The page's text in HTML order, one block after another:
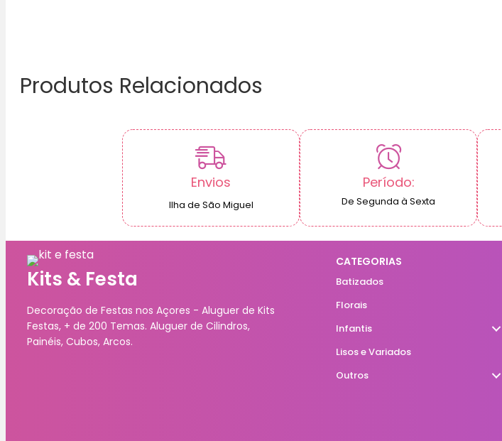
Produtos Relacionados
Envios
Ilha de São Miguel
Período:
De Segunda à Sexta
Kits & Festa
Decoração de Festas nos Açores - Aluguer de Kits
Festas, + de 200 Temas. Aluguer de Cilindros,
Painéis, Cubos, Arcos.
CATEGORIAS
Batizados
Florais
Infantis
Lisos e Variados
Outros